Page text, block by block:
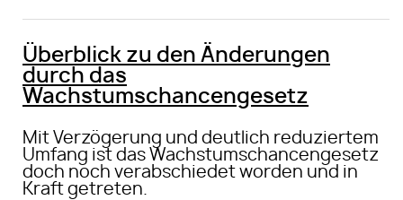
Überblick zu den Änderungen
durch das
Wachstumschancengesetz
Mit Verzögerung und deutlich reduziertem
Umfang ist das Wachstumschancengesetz
doch noch verabschiedet worden und in
Kraft getreten.